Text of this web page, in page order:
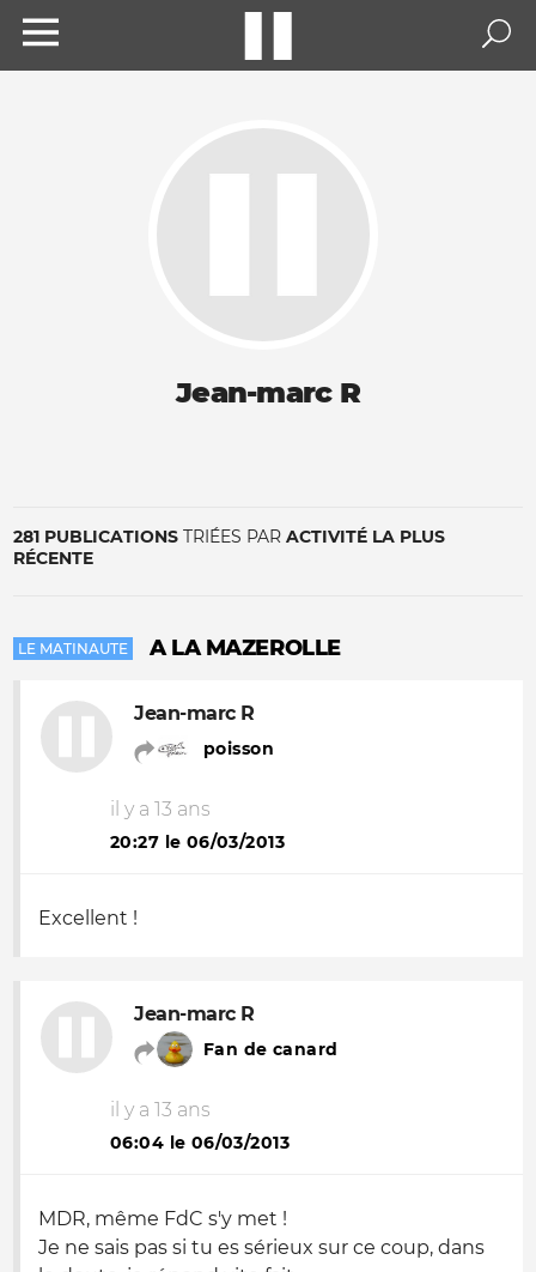
Jean-marc R
281 PUBLICATIONS TRIÉES PAR ACTIVITÉ LA PLUS
RÉCENTE
LE MATINAUTE A LA MAZEROLLE
Jean-marc R
poisson
il y a 13 ans
20:27 le 06/03/2013
Excellent !
Jean-marc R
Fan de canard
il y a 13 ans
06:04 le 06/03/2013
MDR, même FdC s'y met !
Je ne sais pas si tu es sérieux sur ce coup, dans